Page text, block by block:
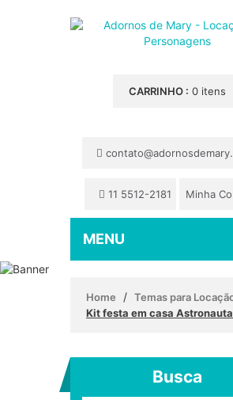
CARRINHO : 0 itens
11 5512-2181 Minha
Home / Temas para
Kit festa em casa Astronauta
Busca